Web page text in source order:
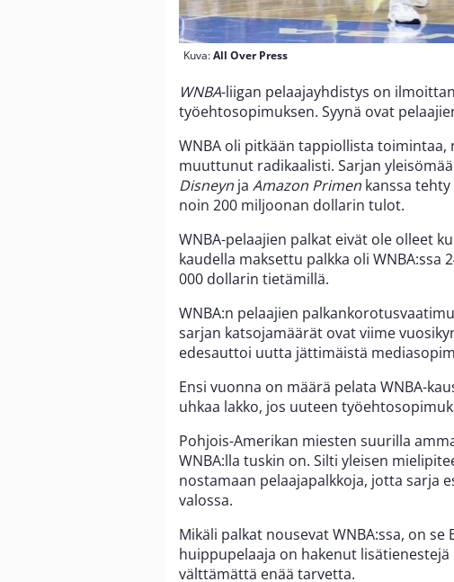
Kuva:All Over Press
WNBA-liigan pelaajayhdistys on
työehtosopimuksen. Syynä ovat
WNBA oli pitkään tappiollista
muuttunut radikaalisti. Sarjan
Disneyn ja Amazon Primen kanssa
noin 200 miljoonan dollarin tulot.
WNBA-pelaajien palkat eivät ole olleet
kaudella maksettu palkka oli WNBA:ssa
000 dollarin tietämillä.
WNBA:n pelaajien
sarjan katsojamäärät ovat viime
edesauttoi uutta jättimäistä
Ensi vuonna on määrä pelata WNBA-
uhkaa lakko, jos uuteen
Pohjois-Amerikan miesten suurilla
WNBA:lla tuskin on. Silti yleisen
nostamaan pelaajapalkkoja, jotta sarja
valossa.
Mikäli palkat nousevat WNBA:ssa, on
huippupelaaja on hakenut
välttämättä enää tarvetta.